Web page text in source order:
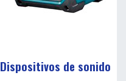
Dispositivos de sonido